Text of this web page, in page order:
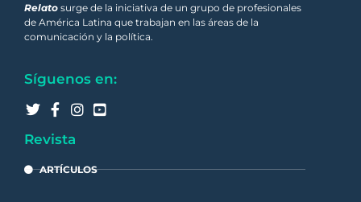
Relato surge de la iniciativa de un grupo de profesionales
de América Latina que trabajan en las áreas de la
comunicación y la política.
Síguenos en:
Revista
ARTÍCULOS